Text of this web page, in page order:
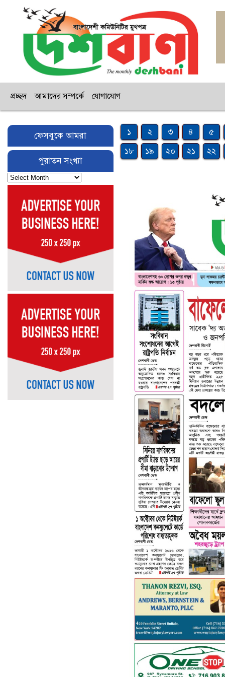
প্রচ্ছদ আমাদের সম্পর্কে যোগাযোগ
ফেসবুকে আমরা
পুরাতন সংখ্যা
পুরাতন
সংখ্যা
১ ২ ৩ ৪
৫
১৮
১৯ ২০ ২১ ২২